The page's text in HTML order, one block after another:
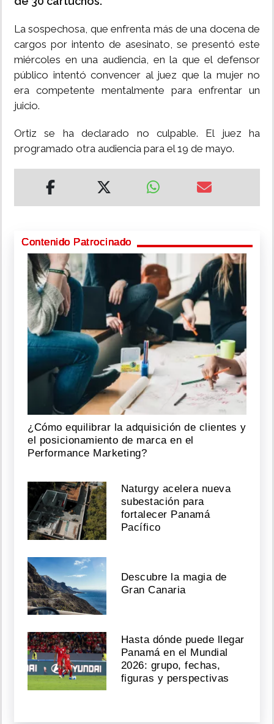
La sospechosa, que enfrenta más de una docena de
cargos por intento de asesinato, se presentó este
miércoles en una audiencia, en la que el defensor
público intentó convencer al juez que la mujer no
era competente mentalmente para enfrentar un
juicio.
Ortiz se ha declarado no culpable. El juez ha
programado otra audiencia para el 19 de mayo.
Contenido Patrocinado
¿Cómo equilibrar la adquisición de clientes y
el posicionamiento de marca en el
Performance Marketing?
Naturgy acelera nueva
subestación para
fortalecer Panamá
Pacífico
Descubre la magia de
Gran Canaria
Hasta dónde puede llegar
Panamá en el Mundial
2026: grupo, fechas,
figuras y perspectivas